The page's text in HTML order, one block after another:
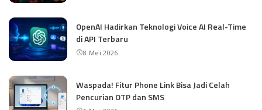
OpenAI Hadirkan Teknologi Voice AI Real-Time
di API Terbaru
8 Mei 2026
Waspada! Fitur Phone Link Bisa Jadi Celah
Pencurian OTP dan SMS